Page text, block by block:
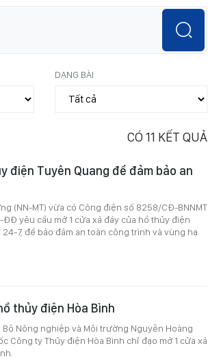
DẠNG BÀI
CÓ 11 KẾT QUẢ
điện Tuyên Quang để đảm bảo an
(NN-MT) vừa có Công điện số 8258/CĐ-BNNMT
ĐĐ yêu cầu mở 1 cửa xả đáy của hồ thủy điện
7, để bảo đảm an toàn công trình và vùng hạ
thủy điện Hòa Bình
Nông nghiệp và Môi trường Nguyễn Hoàng
Công ty Thủy điện Hòa Bình chỉ đạo mở 1 cửa xả